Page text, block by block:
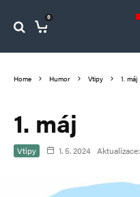
0
Home Humor Vtipy 1. máj
1. máj
Vtipy 1. 5. 2024 Aktualizace: